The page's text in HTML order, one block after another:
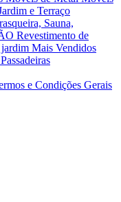
e Terraço
Sauna,
Revestimento de
Mais Vendidos
e Condições Gerais